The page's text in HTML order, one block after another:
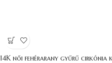
14K női fehérarany gyűrű cirkónia